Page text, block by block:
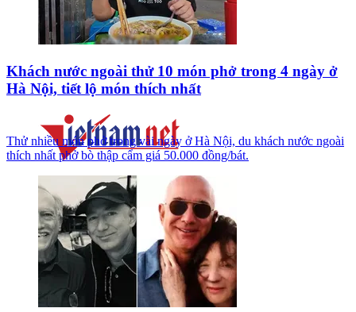
Khách nước ngoài thử 10 món phở trong 4 ngày ở
Hà Nội, tiết lộ món thích nhất
Thử nhiều món phở trong vài ngày ở Hà Nội, du khách nước ngoài
thích nhất phở bò thập cẩm giá 50.000 đồng/bát.